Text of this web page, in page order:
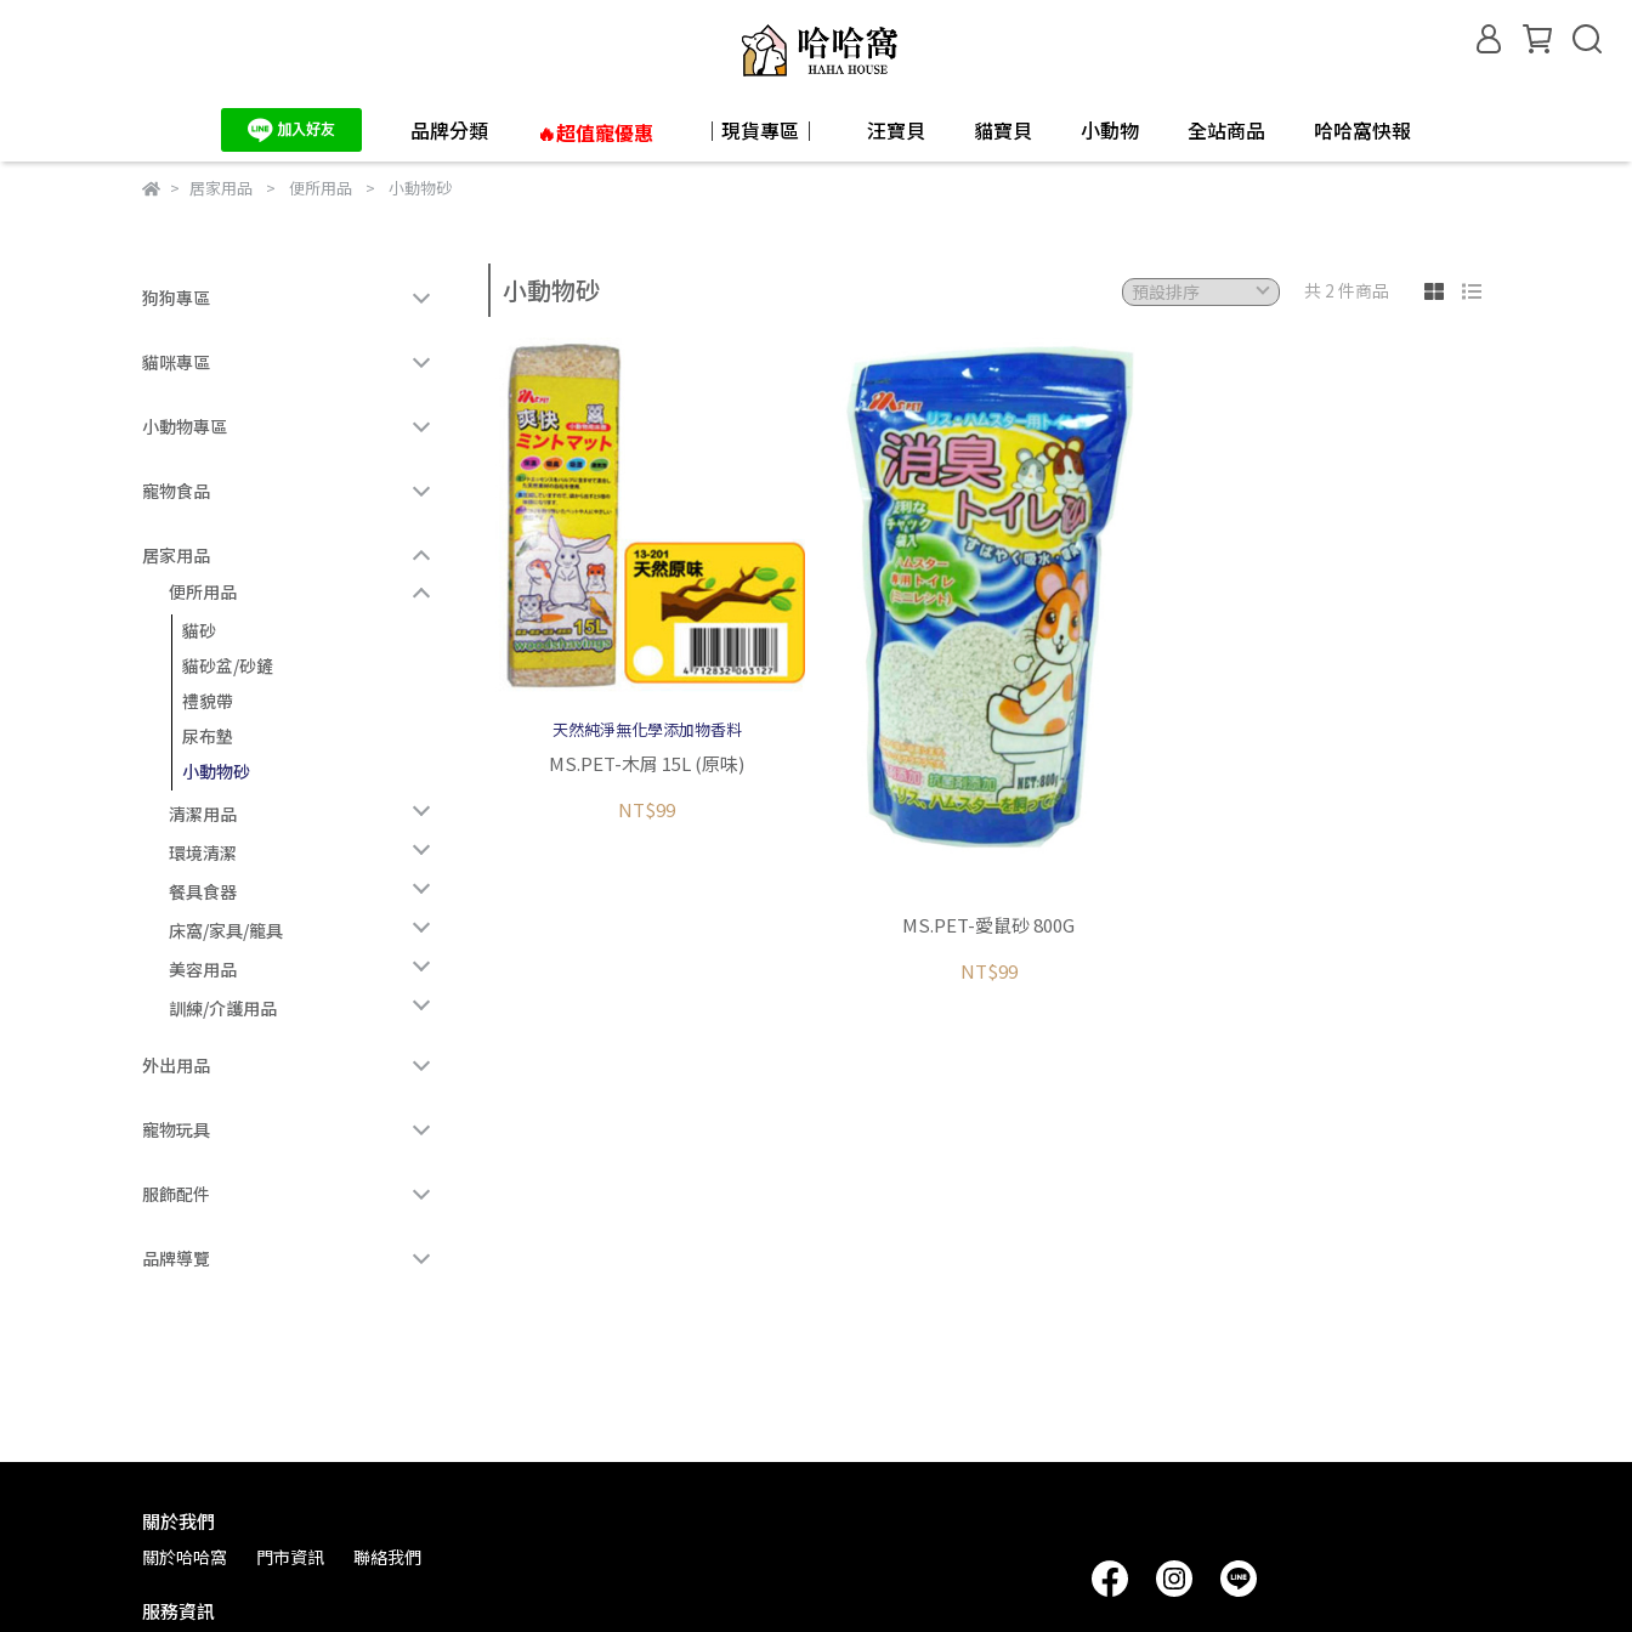
品牌分類 🔥超值寵優惠 ｜現貨專區｜ 汪寶貝 貓寶貝 小動物 全站商品 哈哈窩快報
居家用品 便所用品 小動物砂
狗狗專區
貓咪專區
小動物專區
寵物食品
居家用品
便所用品
貓砂
貓砂盆/砂鏟
禮貌帶
尿布墊
小動物砂
清潔用品
環境清潔
餐具食器
床窩/家具/籠具
美容用品
訓練/介護用品
外出用品
寵物玩具
服飾配件
品牌導覽
小動物砂 共 2 件商品
天然純淨無化學添加物香料
MS.PET-木屑 15L (原味)
NT$99
MS.PET-愛鼠砂 800G
NT$99
關於我們
關於哈哈窩 門市資訊 聯絡我們
服務資訊